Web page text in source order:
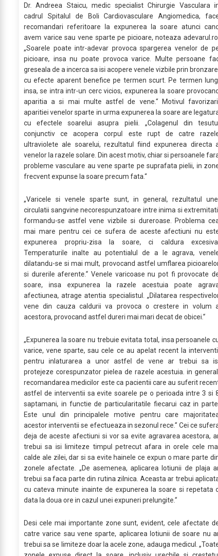
Dr. Andreea Staicu, medic specialist Chirurgie Vasculara
cadrul Spitalul de Boli Cardiovasculare Angiomedica,
recomandari referitoare la expunerea la soare atunci
avem varice sau vene sparte pe picioare, noteaza
„Soarele poate intr-adevar provoca spargerea venelor de
picioare, insa nu poate provoca varice. Multe persoane
greseala de a incerca sa isi acopere venele vizbile prin
cu efecte aparent benefice pe termen scurt. Pe termen
insa, se intra intr-un cerc vicios, expunerea la soare
aparitia a si mai multe astfel de vene.“ Motivul
aparitiei venelor sparte in urma expunerea la soare are
cu efectele soarelui asupra pielii. „Colagenul din
conjunctiv ce acopera corpul este rupt de catre
ultraviolete ale soarelui, rezultatul fiind expunerea directa
venelor la razele solare. Din acest motiv, chiar si persoanele
probleme vasculare au vene sparte pe suprafata pielii, in
frecvent expunse la soare precum fata.“
„Varicele si venele sparte sunt, in general, rezultatul
circulatii sangvine necorespunzatoare intre inima si
formandu-se astfel vene vizbile si dureroase. Problema
mai mare pentru cei ce sufera de aceste afectiuni nu
expunerea propriu-zisa la soare, ci caldura
Temperaturile inalte au potentialul de a le agrava,
dilatandu-se si mai mult, provocand astfel umflarea
si durerile aferente.“ Venele varicoase nu pot fi provocate
soare, insa expunerea la razele acestuia poate
afectiunea, atrage atentia specialistul. „Dilatarea
vene din cauza caldurii va provoca o crestere in volum
acestora, provocand astfel dureri mai mari decat de obicei.“
„Expunerea la soare nu trebuie evitata total, insa persoanele
varice, vene sparte, sau cele ce au apelat recent la
pentru inlaturarea a unor astfel de vene ar trebui sa
protejeze corespunzator pielea de razele acestuia. in
recomandarea medicilor este ca pacientii care au suferit
astfel de interventii sa evite soarele pe o perioada intre 3 si
saptamani, in functie de particularitatile fiecarui caz in
Este unul din principalele motive pentru care
acestor interventii se efectueaza in sezonul rece.“ Cei ce
deja de aceste afectiuni si vor sa evite agravarea acestora,
trebui sa isi limiteze timpul petrecut afara in orele cele
calde ale zilei, dar si sa evite hainele ce expun o mare parte
zonele afectate. „De asemenea, aplicarea lotiunii de plaja
trebui sa faca parte din rutina zilnica. Aceasta ar trebui
cu cateva minute inainte de expunerea la soare si repetata
data la doua ore in cazul unei expuneri prelungite.“
Desi cele mai importante zone sunt, evident, cele afectate
catre varice sau vene sparte, aplicarea lotiunii de soare nu
trebui sa se limiteze doar la acele zone, adauga medicul.